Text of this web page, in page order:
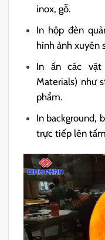
inox, gỗ.
In hộp đèn
hình ảnh xuyên
In ấn các vật
Materials) như
phẩm.
In background,
trực tiếp lên